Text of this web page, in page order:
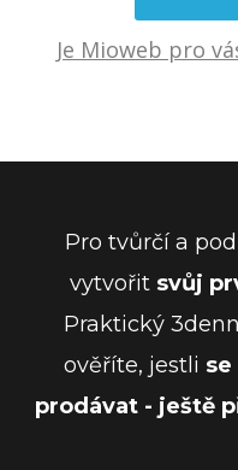
Je Mioweb pro
Pro tvůrčí a
vytvořit svůj
Praktický
ověříte, jestli
prodávat - ještě